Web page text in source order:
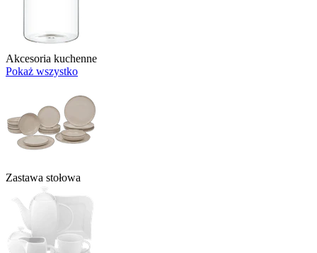
Akcesoria kuchenne
Pokaż wszystko
Zastawa stołowa